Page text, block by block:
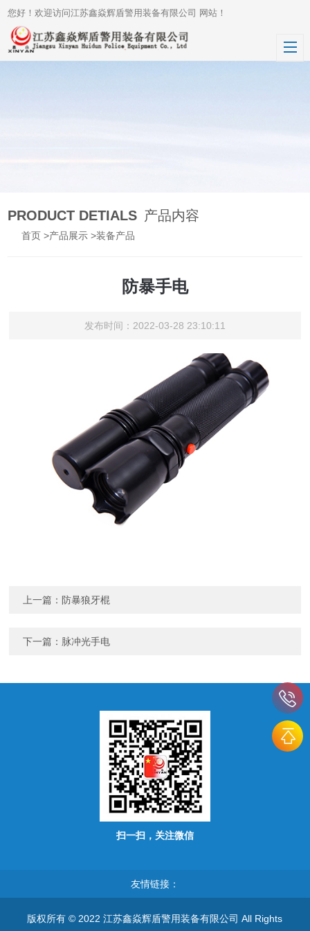
您好！欢迎访问江苏鑫焱辉盾警用装备有限公司 网站！
PRODUCT DETIALS 产品内容
首页 >产品展示 >装备产品
防暴手电
发布时间：2022-03-28 23:10:11
上一篇： 防暴狼牙棍
下一篇： 脉冲光手电
扫一扫，关注微信
友情链接：
版权所有 © 2022 江苏鑫焱辉盾警用装备有限公司 All Rights